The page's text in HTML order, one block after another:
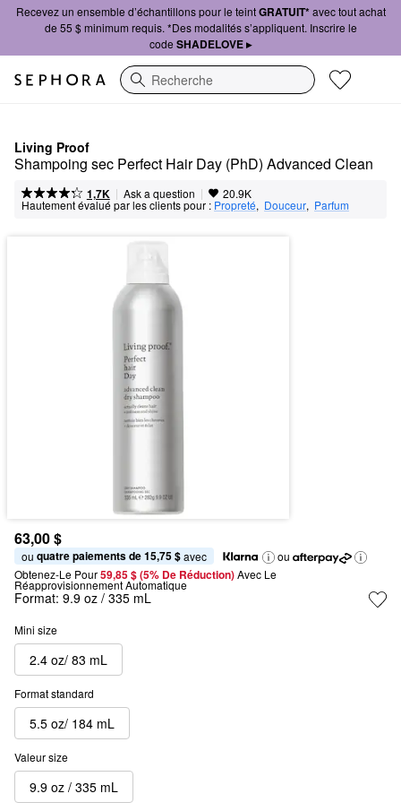
Recevez un ensemble d’échantillons pour le teintGRATUIT*avec tout achat
de 55 $ minimum requis. *Des modalités s’appliquent. Inscrire le
code SHADELOVE ▸
Recherche
Living Proof
Shampoing sec Perfect Hair Day (PhD) Advanced Clean
1,7K | Ask a question | 20.9K
Hautement évalué par les clients pour : Propreté, Douceur, Parfum
63,00 $
ou quatre paiements de 15,75 $ avec
ou
Obtenez-Le Pour59,85 $ (5% De Réduction) Avec Le
Réapprovisionnement Automatique
Format: 9.9 oz / 335 mL
Mini size
2.4 oz/ 83 mL
Format standard
5.5 oz/ 184 mL
Valeur size
9.9 oz / 335 mL